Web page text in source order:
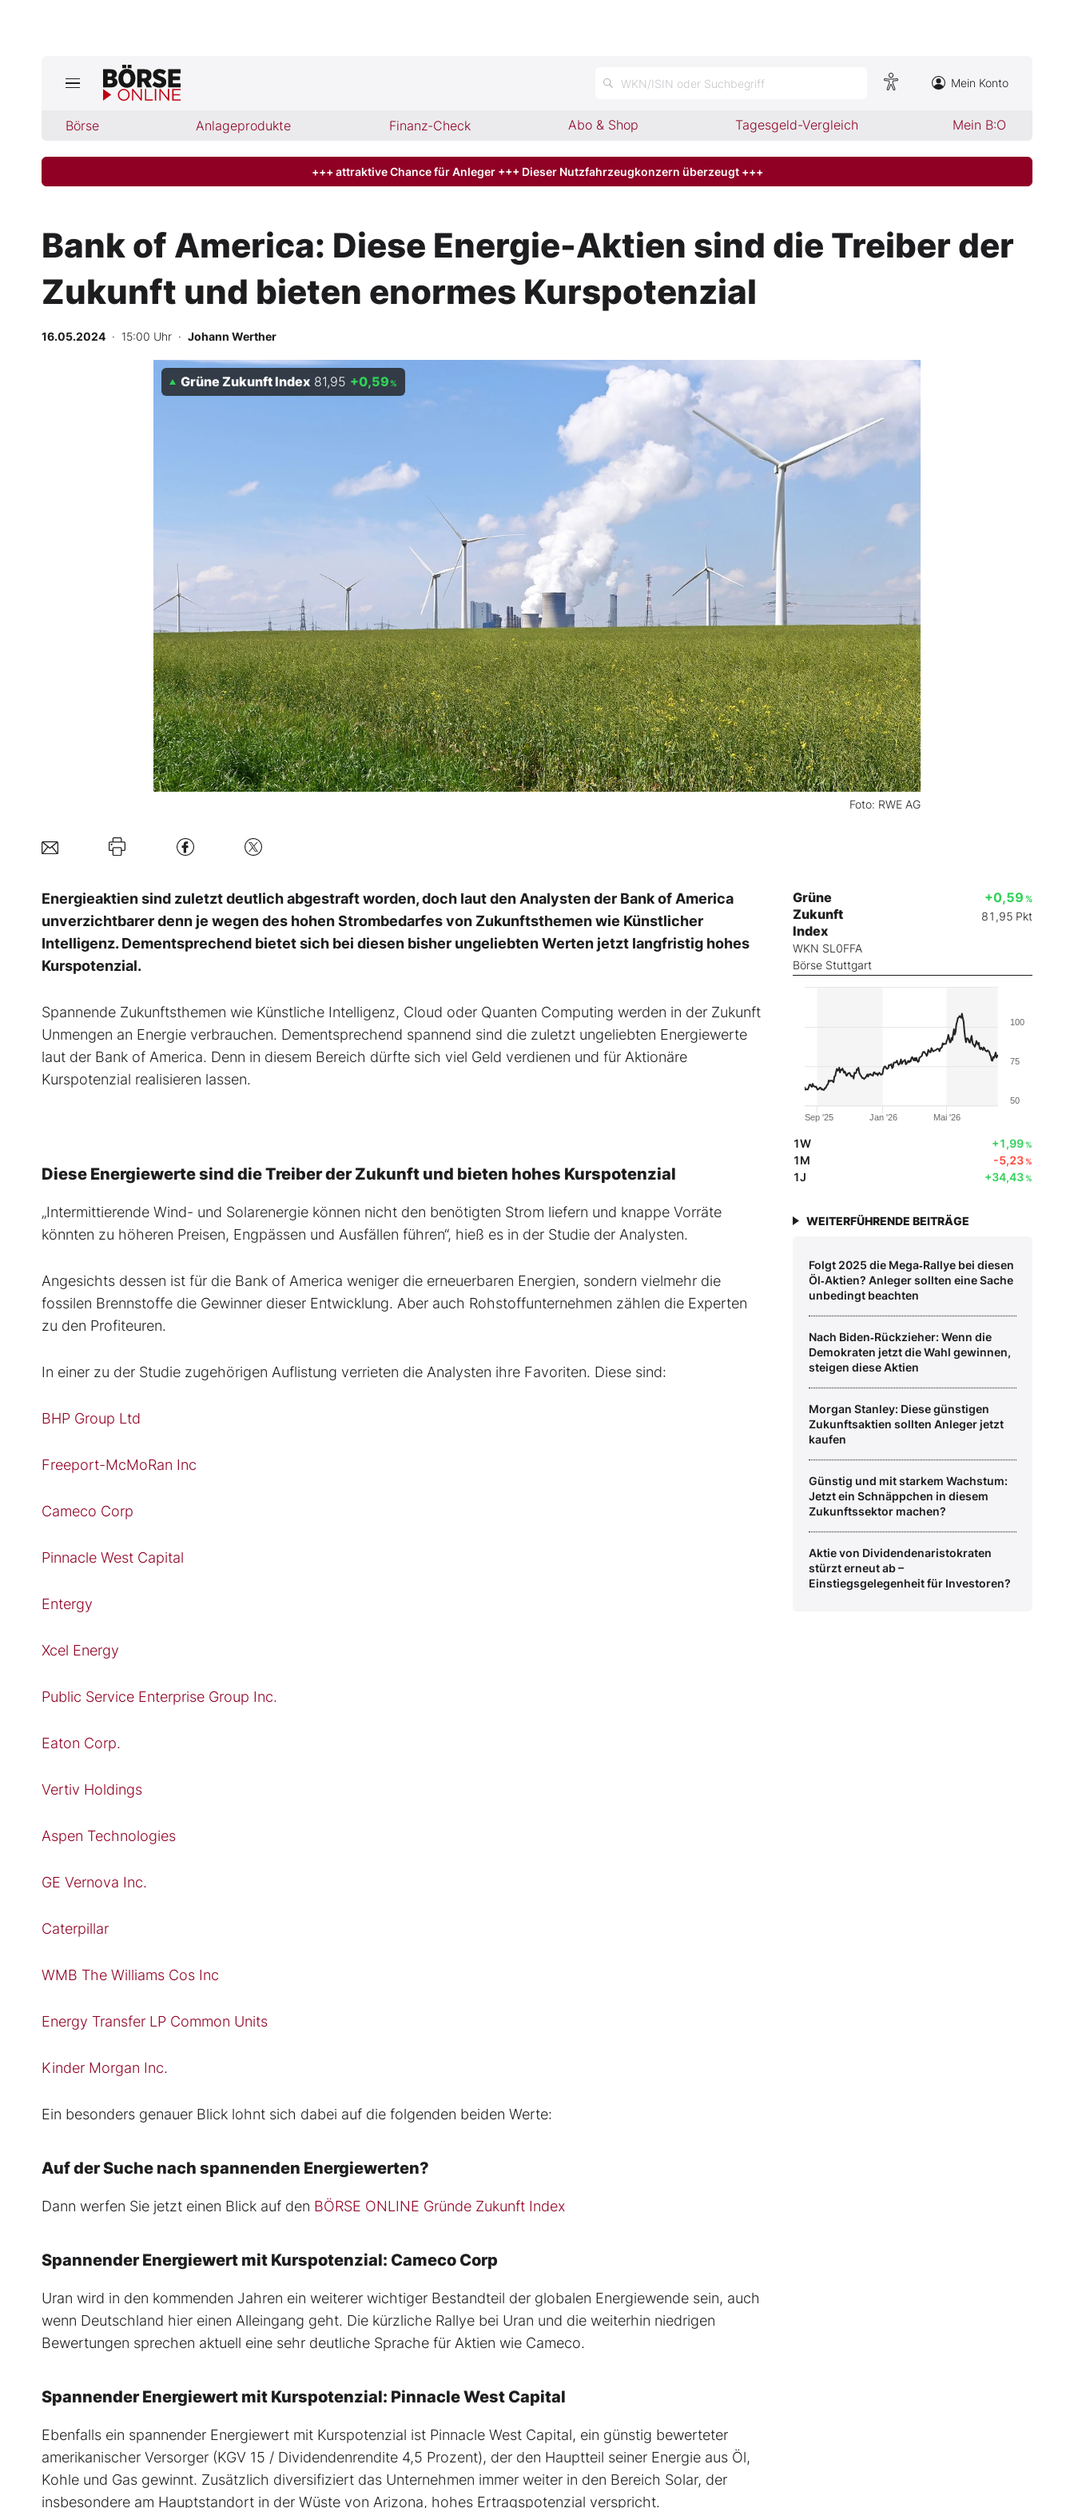
WKN/ISIN oder Suchbegriff Mein Konto
Börse Anlageprodukte Finanz-Check Abo & Shop Tagesgeld-Vergleich Mein B:O
Jetzt aktuelle Ausgabe BÖRSE ONLINE lesen
Finanz-Check
Abo & Shop
BO-Musterdepots
Experten
Kontakt
+++ attraktive Chance für Anleger +++ Dieser Nutzfahrzeugkonzern überzeugt +++
Bank of America: Diese Energie-Aktien sind die Treiber der
Zukunft und bieten enormes Kurspotenzial
16.05.2024 · 15:00 Uhr · Johann Werther
Foto: RWE AG
Grüne Zukunft Index 81,95 +0,59 %
Energieaktien sind zuletzt deutlich abgestraft worden, doch laut den Analysten der Bank of America
unverzichtbarer denn je wegen des hohen Strombedarfes von Zukunftsthemen wie Künstlicher
Intelligenz. Dementsprechend bietet sich bei diesen bisher ungeliebten Werten jetzt langfristig hohes
Kurspotenzial.
Spannende Zukunftsthemen wie Künstliche Intelligenz, Cloud oder Quanten Computing werden in der Zukunft
Unmengen an Energie verbrauchen. Dementsprechend spannend sind die zuletzt ungeliebten Energiewerte
laut der Bank of America. Denn in diesem Bereich dürfte sich viel Geld verdienen und für Aktionäre
Kurspotenzial realisieren lassen.
Diese Energiewerte sind die Treiber der Zukunft und bieten hohes Kurspotenzial
„Intermittierende Wind- und Solarenergie können nicht den benötigten Strom liefern und knappe Vorräte
könnten zu höheren Preisen, Engpässen und Ausfällen führen“, hieß es in der Studie der Analysten.
Angesichts dessen ist für die Bank of America weniger die erneuerbaren Energien, sondern vielmehr die
fossilen Brennstoffe die Gewinner dieser Entwicklung. Aber auch Rohstoffunternehmen zählen die Experten
zu den Profiteuren.
In einer zu der Studie zugehörigen Auflistung verrieten die Analysten ihre Favoriten. Diese sind:
BHP Group Ltd
Freeport-McMoRan Inc
Cameco Corp
Pinnacle West Capital
Entergy
Xcel Energy
Public Service Enterprise Group Inc.
Eaton Corp.
Vertiv Holdings
Aspen Technologies
GE Vernova Inc.
Caterpillar
WMB The Williams Cos Inc
Energy Transfer LP Common Units
Kinder Morgan Inc.
Ein besonders genauer Blick lohnt sich dabei auf die folgenden beiden Werte:
Auf der Suche nach spannenden Energiewerten?
Dann werfen Sie jetzt einen Blick auf den BÖRSE ONLINE Gründe Zukunft Index
Spannender Energiewert mit Kurspotenzial: Cameco Corp
Uran wird in den kommenden Jahren ein weiterer wichtiger Bestandteil der globalen Energiewende sein, auch
wenn Deutschland hier einen Alleingang geht. Die kürzliche Rallye bei Uran und die weiterhin niedrigen
Bewertungen sprechen aktuell eine sehr deutliche Sprache für Aktien wie Cameco.
Spannender Energiewert mit Kurspotenzial: Pinnacle West Capital
Ebenfalls ein spannender Energiewert mit Kurspotenzial ist Pinnacle West Capital, ein günstig bewerteter
amerikanischer Versorger (KGV 15 / Dividendenrendite 4,5 Prozent), der den Hauptteil seiner Energie aus Öl,
Kohle und Gas gewinnt. Zusätzlich diversifiziert das Unternehmen immer weiter in den Bereich Solar, der
insbesondere am Hauptstandort in der Wüste von Arizona, hohes Ertragspotenzial verspricht.
Grüne
Zukunft
Index
WKN SL0FFA
Börse Stuttgart
+0,59 %
81,95 Pkt
Jan '26
Sep '25 Mai '26
50
75
100
1W +1,99%
1M -5,23%
1J +34,43%
WEITERFÜHRENDE BEITRÄGE
Folgt 2025 die Mega‑Rallye bei diesen
Öl‑Aktien? Anleger sollten eine Sache
unbedingt beachten
Nach Biden‑Rückzieher: Wenn die
Demokraten jetzt die Wahl gewinnen,
steigen diese Aktien
Morgan Stanley: Diese günstigen
Zukunftsaktien sollten Anleger jetzt
kaufen
Günstig und mit starkem Wachstum:
Jetzt ein Schnäppchen in diesem
Zukunftssektor machen?
Aktie von Dividendenaristokraten
stürzt erneut ab –
Einstiegsgelegenheit für Investoren?